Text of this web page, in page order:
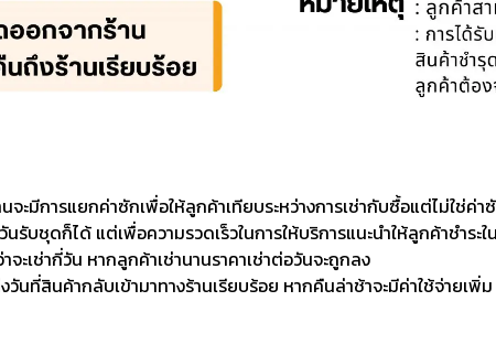
นจะมีการแยกค่าซักเพื่อให้ลูกค้าเทียบระหว่างการเช่ากับซื้อแต่ไม่ใช่ค่า
รับชุดก็ได้ แต่เพื่อความรวดเร็วในการให้บริการแนะนำให้ลูกค้าชำร
จะเช่ากี่วัน หากลูกค้าเช่านานราคาเช่าต่อวันจะถูกลง
นที่สินค้ากลับเข้ามาทางร้านเรียบร้อย หากคืนล่าช้าจะมีค่าใช้จ่ายเพิ่ม